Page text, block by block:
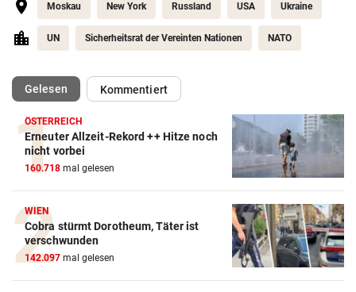
Moskau New York Russland USA Ukraine
UN Sicherheitsrat der Vereinten Nationen NATO
Gelesen(ausgewählt)Kommentiert
ÖSTERREICH
Erneuter Allzeit-Rekord ++ Hitze noch
nicht vorbei
160.718 mal gelesen
WIEN
Cobra stürmt Dorotheum, Täter ist
verschwunden
142.097 mal gelesen